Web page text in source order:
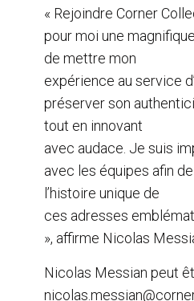
« Rejoindre Corner
pour moi une
de mettre mon
expérience au service
préserver son
tout en innovant
avec audace. Je suis
avec les équipes afin
l’histoire unique de
ces adresses
», affirme Nicolas
Nicolas Messian peut